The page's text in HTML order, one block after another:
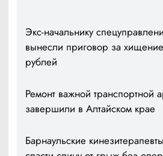
Экс-начальнику
вынесли приговор за
рублей
Ремонт важной транспортной
завершили в Алтайском крае
Барнаульские